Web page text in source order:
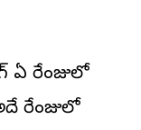
ఏ రేంజులో
రేంజులో